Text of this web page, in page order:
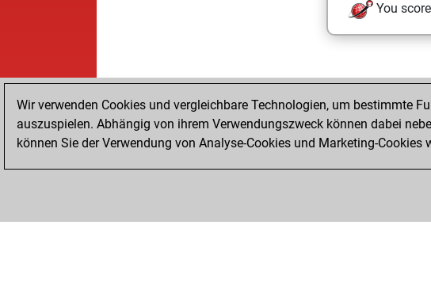
You
Wir verwenden Cookies und vergleichbare Technologien, um bestimmte
auszuspielen. Abhängig von ihrem Verwendungszweck können dabei
können Sie der Verwendung von Analyse-Cookies und Marketing-